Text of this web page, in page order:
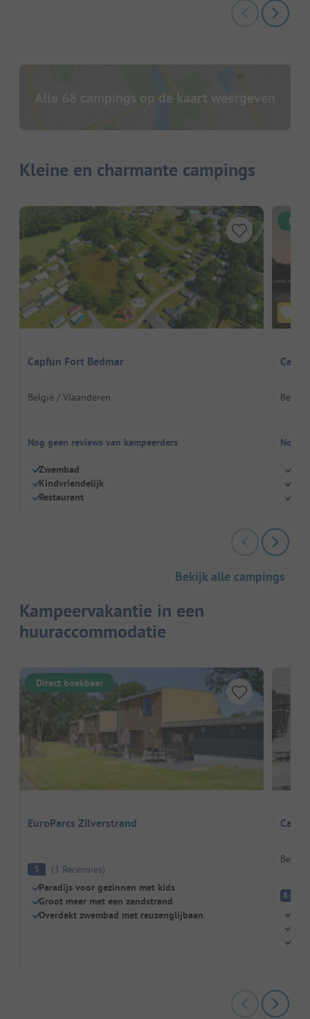
Alle 68 campings op de kaart weergeven
Kleine en charmante campings
Capfun Fort Bedmar
België / Vlaanderen
Nog geen reviews van kampeerders
Zwembad
Kindvriendelijk
Restaurant
België
Nog
Bekijk alle campings
Kampeervakantie in een
huuraccommodatie
Direct boekbaar
EuroParcs Zilverstrand
5 (3 Recensies)
Paradijs voor gezinnen met kids
Groot meer met een zandstrand
Overdekt zwembad met reuzenglijbaan
België
8.3